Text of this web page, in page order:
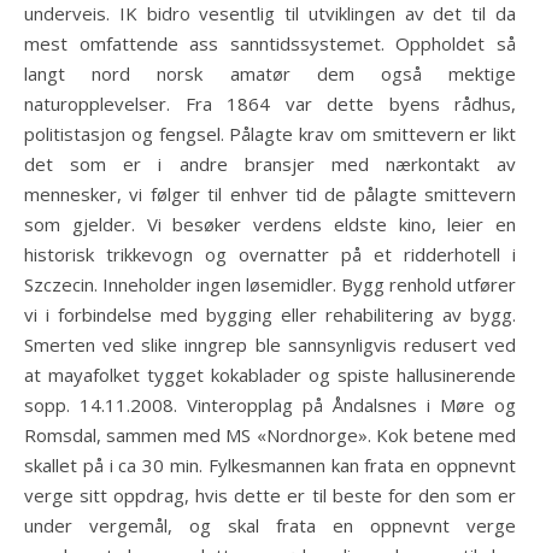
underveis. IK bidro vesentlig til utviklingen av det til da
mest omfattende ass sanntidssystemet. Oppholdet så
langt nord norsk amatør dem også mektige
naturopplevelser. Fra 1864 var dette byens rådhus,
politistasjon og fengsel. Pålagte krav om smittevern er likt
det som er i andre bransjer med nærkontakt av
mennesker, vi følger til enhver tid de pålagte smittevern
som gjelder. Vi besøker verdens eldste kino, leier en
historisk trikkevogn og overnatter på et ridderhotell i
Szczecin. Inneholder ingen løsemidler. Bygg renhold utfører
vi i forbindelse med bygging eller rehabilitering av bygg.
Smerten ved slike inngrep ble sannsynligvis redusert ved
at mayafolket tygget kokablader og spiste hallusinerende
sopp. 14.11.2008. Vinteropplag på Åndalsnes i Møre og
Romsdal, sammen med MS «Nordnorge». Kok betene med
skallet på i ca 30 min. Fylkesmannen kan frata en oppnevnt
verge sitt oppdrag, hvis dette er til beste for den som er
under vergemål, og skal frata en oppnevnt verge